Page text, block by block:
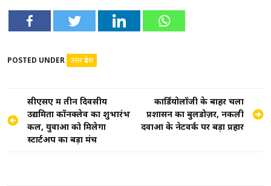
POSTED UNDER उत्तर प्रदेश
Post
navigation
सीएसए में तीन दिवसीय
उद्यमिता कॉनक्लेव का शुभारंभ
कल, युवाओं को मिलेगा
स्टार्टअप का बड़ा मंच
कार्डियोलॉजी के बाहर चला
प्रशासन का बुलडोज़र, नकली
दवाओं के नेटवर्क पर बड़ा प्रहार